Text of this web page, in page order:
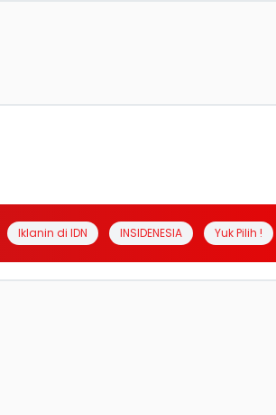
Iklanin di IDN INSIDENESIA Yuk Pilih !